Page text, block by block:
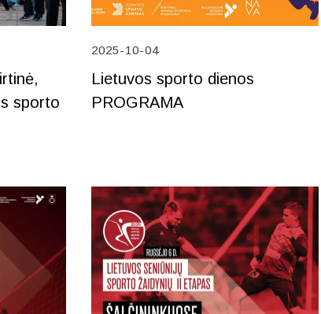
sporto
2025-10-04
Lietuvos sporto dienos
PROGRAMA